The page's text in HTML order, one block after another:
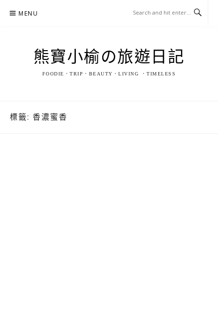
MENU
熊寶小榆の旅遊日記
FOODIE．TRIP．BEAUTY．LIVING ．TIMELESS
標籤: 香濃蜜香